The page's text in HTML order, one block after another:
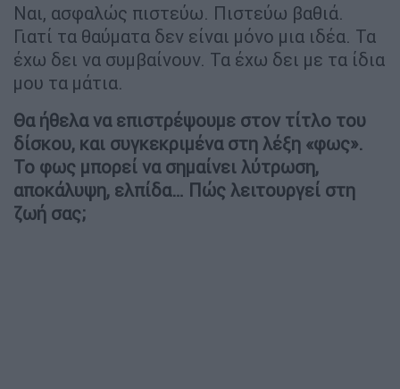
Ναι, ασφαλώς πιστεύω. Πιστεύω βαθιά.
Γιατί τα θαύματα δεν είναι μόνο μια ιδέα. Τα
έχω δει να συμβαίνουν. Τα έχω δει με τα ίδια
μου τα μάτια.
Θα ήθελα να επιστρέψουμε στον τίτλο του
δίσκου, και συγκεκριμένα στη λέξη «φως».
Το φως μπορεί να σημαίνει λύτρωση,
αποκάλυψη, ελπίδα… Πώς λειτουργεί στη
ζωή σας;